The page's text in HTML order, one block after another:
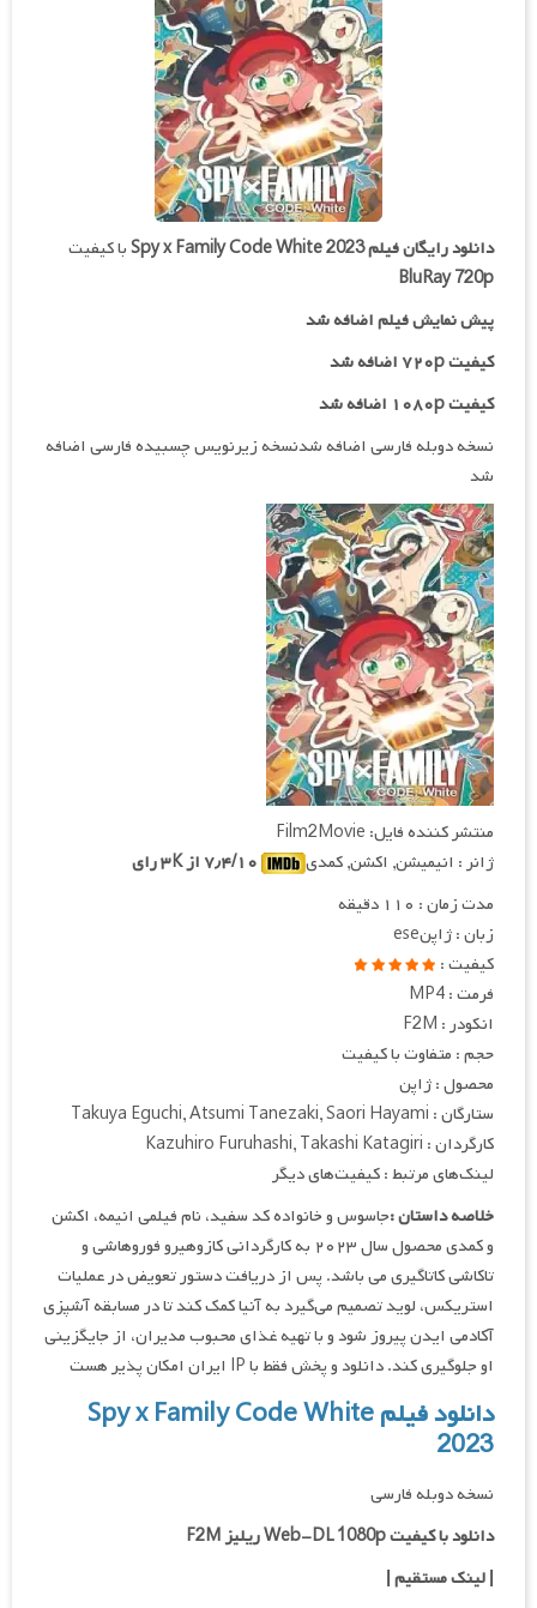
دانلود رایگان فیلمSpy x Family Code White 2023با کیفیت
BluRay 720p
پیش نمایش فیلم اضافه شد
کیفیت ۷۲۰p اضافه شد
کیفیت ۱۰۸۰p اضافه شد
نسخه دوبله فارسی اضافه شدنسخه زیرنویس چسبیده فارسی اضافه
شد
منتشر کننده فایل: Film2Movie
ژانر : انیمیشن, اکشن, کمدی
مدت زمان : ۱۱۰ دقیقه
زبان : ژاپنese
کیفیت :
فرمت : MP4
انکودر : F2M
حجم : متفاوت با کیفیت
محصول : ژاپن
ستارگان : Takuya Eguchi, Atsumi Tanezaki, Saori Hayami
کارگردان : Kazuhiro Furuhashi, Takashi Katagiri
لینک‌های مرتبط : کیفیت‌های دیگر
خلاصه داستان :جاسوس و خانواده کد سفید، نام فیلمی انیمه، اکشن
و کمدی محصول سال ۲۰۲۳ به کارگردانی کازوهیرو فوروهاشی و
تاکاشی کاتاگیری می باشد. پس از دریافت دستور تعویض در عملیات
استریکس، لوید تصمیم می‌گیرد به آنیا کمک کند تا در مسابقه آشپزی
آکادمی ایدن پیروز شود و با تهیه غذای محبوب مدیران، از جایگزینی
او جلوگیری کند. دانلود و پخش فقط با IP ایران امکان پذیر هست
دانلود فیلم Spy x Family Code White
2023
نسخه دوبله فارسی
دانلود با کیفیت Web-DL 1080p ریلیز F2M
|لینک مستقیم|